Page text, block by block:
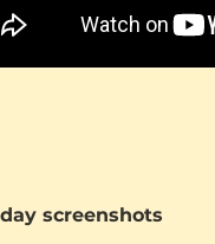
screenshots